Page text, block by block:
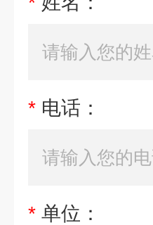
* 电话：
* 单位：